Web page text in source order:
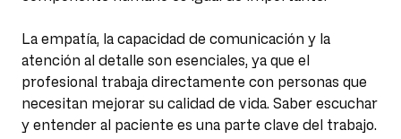
La empatía, la capacidad de comunicación y la
atención al detalle son esenciales, ya que el
profesional trabaja directamente con personas que
necesitan mejorar su calidad de vida. Saber escuchar
y entender al paciente es una parte clave del trabajo.